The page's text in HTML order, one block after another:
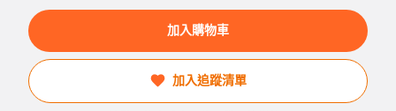
加入購物車
加入追蹤清單